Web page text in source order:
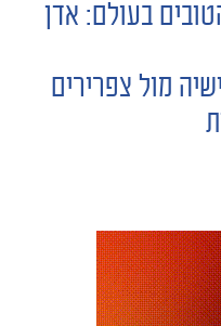
בעולם: אדן
מול צפרירים